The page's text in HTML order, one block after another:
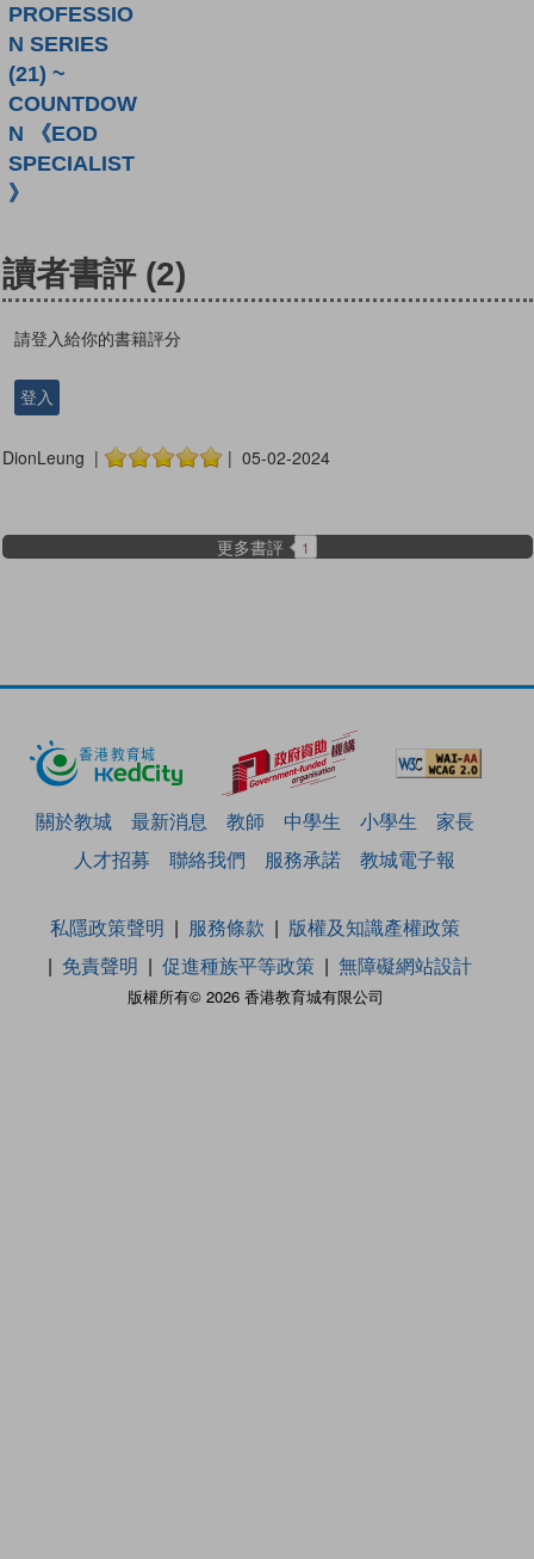
PROFESSIO
N SERIES
(21) ~
COUNTDOW
N 《EOD
SPECIALIST
》
讀者書評 (2)
請登入給你的書籍評分
登入
DionLeung | | 05-02-2024
更多書評 1
關於教城 最新消息 教師 中學生 小學生
家長
人才招募
聯絡我們 服務承諾 教城電子報
版權所有© 2026 香港教育城有限公司
私隱政策聲明 服務條款
版權及知識產權政策
免責聲明
促進種族平等政策 無障礙網站設計